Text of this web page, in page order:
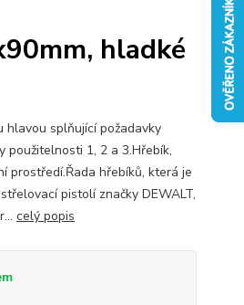
hladké
hlavou splňující požadavky
použitelnosti 1, 2 a 3.Hřebík,
prostředí.Řada hřebíků, která je
pistolí značky DEWALT,
celý popis